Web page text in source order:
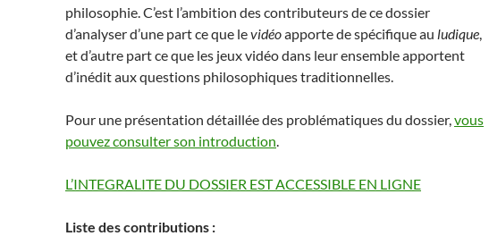
philosophie. C’est l’ambition des contributeurs de ce dossier
d’analyser d’une part ce que levidéoapporte de spécifique au ludique,
et d’autre part ce que les jeux vidéo dans leur ensemble apportent
d’inédit aux questions philosophiques traditionnelles.
Pour une présentation détaillée des problématiques du dossier,vous
pouvez consulter son introduction.
L’INTEGRALITE DU DOSSIER EST ACCESSIBLE EN LIGNE
Liste des contributions :